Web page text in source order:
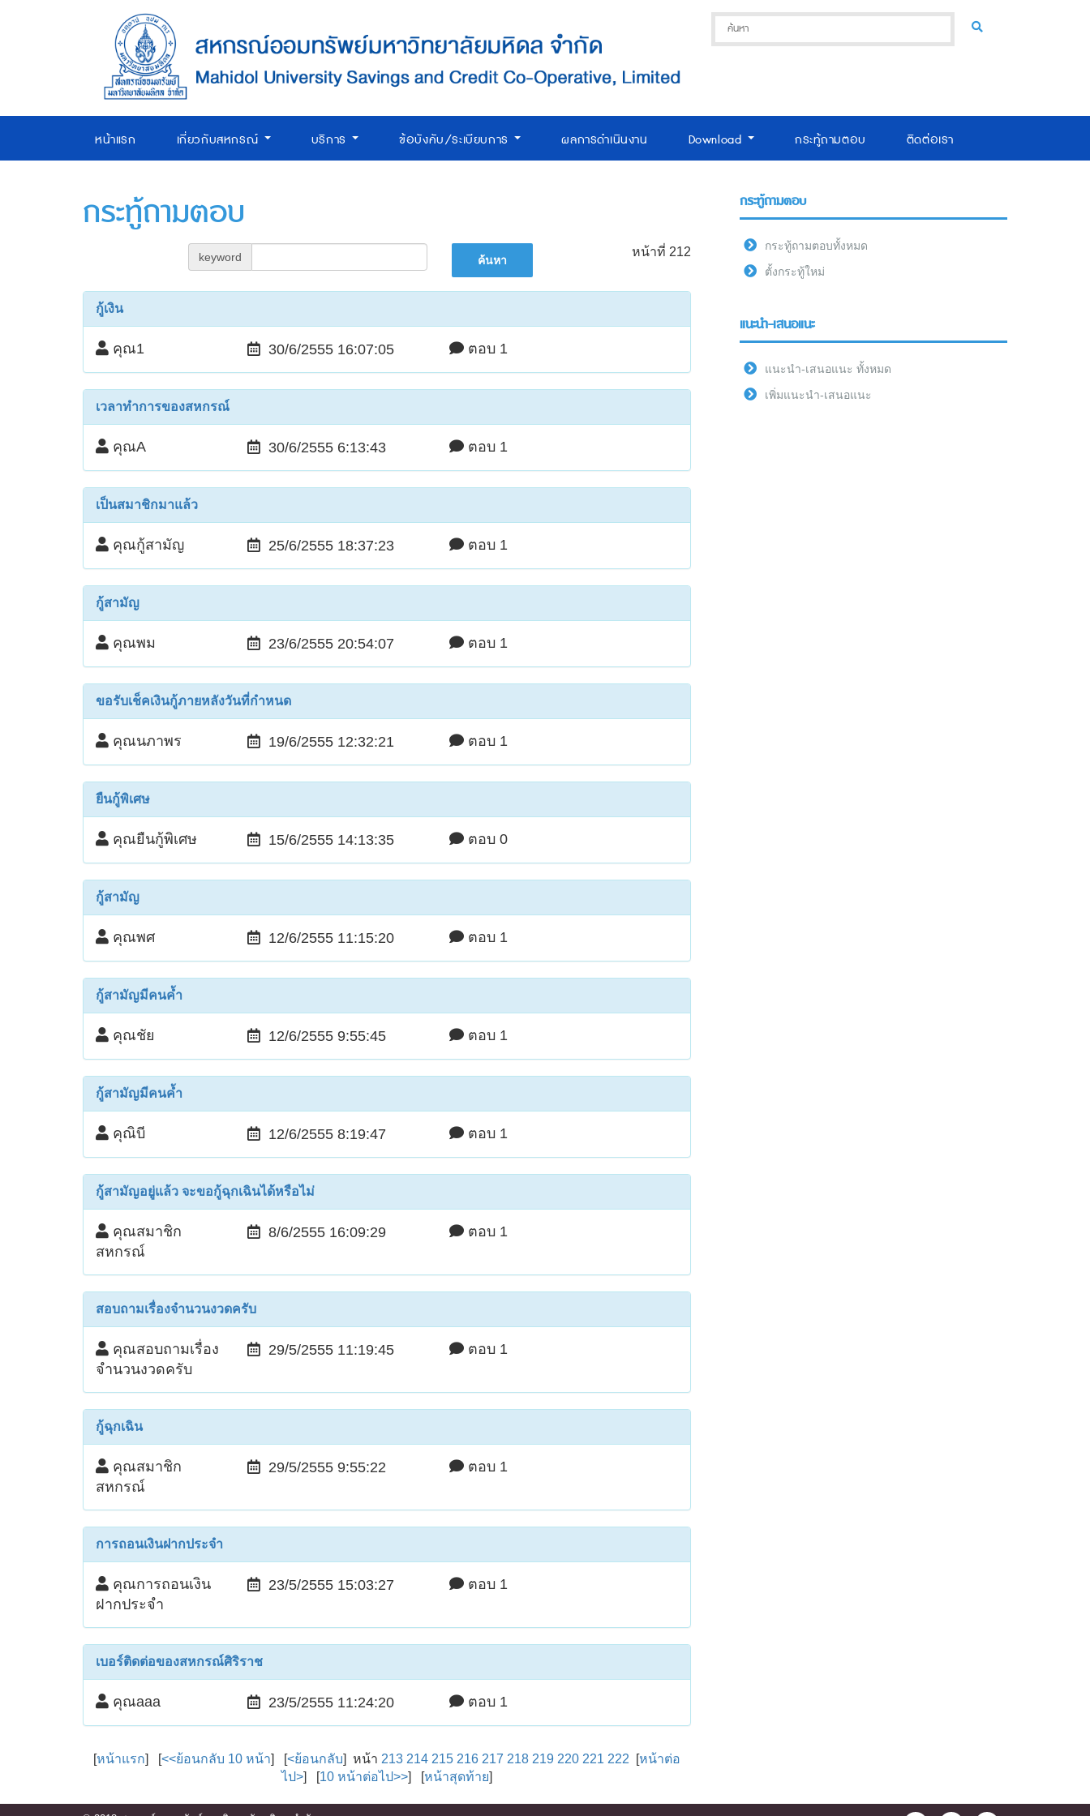
หน้าแรก เกี่ยวกับสหกรณ์ บริการ ข้อบังคับ/ระเบียบการ ผลการดำเนินงาน Download กระทู้ถามตอบ ติดต่อเรา
กระทู้ถามตอบ
keyword หน้าที่ 212
กู้เงิน
คุณ1 30/6/2555 16:07:05 ตอบ 1
เวลาทำการของสหกรณ์
คุณA 30/6/2555 6:13:43 ตอบ 1
เป็นสมาชิกมาแล้ว
คุณกู้สามัญ 25/6/2555 18:37:23 ตอบ 1
กู้สามัญ
คุณพม 23/6/2555 20:54:07 ตอบ 1
ขอรับเช็คเงินกู้ภายหลังวันที่กำหนด
คุณนภาพร 19/6/2555 12:32:21 ตอบ 1
ยืนกู้พิเศษ
คุณยืนกู้พิเศษ 15/6/2555 14:13:35 ตอบ 0
กู้สามัญ
คุณพศ 12/6/2555 11:15:20 ตอบ 1
กู้สามัญมีคนค้ำ
คุณชัย 12/6/2555 9:55:45 ตอบ 1
กู้สามัญมีคนค้ำ
คุณิบี 12/6/2555 8:19:47 ตอบ 1
กู้สามัญอยู่แล้ว จะขอกู้ฉุกเฉินได้หรือไม่
คุณสมาชิก
สหกรณ์
8/6/2555 16:09:29 ตอบ 1
สอบถามเรื่องจำนวนงวดครับ
คุณสอบถามเรื่อง
จำนวนงวดครับ
29/5/2555 11:19:45 ตอบ 1
กู้ฉุกเฉิน
คุณสมาชิก
สหกรณ์
29/5/2555 9:55:22 ตอบ 1
การถอนเงินฝากประจำ
คุณการถอนเงิน
ฝากประจำ
23/5/2555 15:03:27 ตอบ 1
เบอร์ติดต่อของสหกรณ์ศิริราช
คุณaaa 23/5/2555 11:24:20 ตอบ 1
[หน้าแรก] [<<ย้อนกลับ 10 หน้า] [<ย้อนกลับ] หน้า 213 214 215 216 217 218 219 220 221 222 [หน้าต่อ
ไป>] [10 หน้าต่อไป>>] [หน้าสุดท้าย]
กระทู้ถามตอบ
กระทู้ถามตอบทั้งหมด
ตั้งกระทู้ใหม่
แนะนำ-เสนอแนะ
แนะนำ-เสนอแนะ ทั้งหมด
เพิ่มแนะนำ-เสนอแนะ